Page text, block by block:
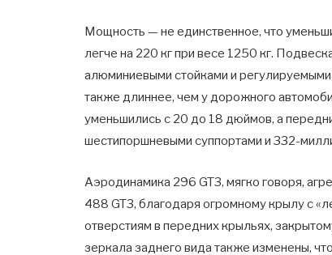
Мощность — не единственное, что
легче на 220 кг при весе 1250 кг.
алюминиевыми стойками и регулируемыми
также длиннее, чем у дорожного
уменьшились с 20 до 18 дюймов, а
шестипоршневыми суппортами и 332-
Аэродинамика 296 GT3, мягко говоря,
488 GT3, благодаря огромному крылу с
отверстиям в передних крыльях,
зеркала заднего вида также изменены,